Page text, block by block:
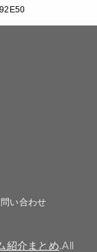
い合わせ
紹介まとめ.All